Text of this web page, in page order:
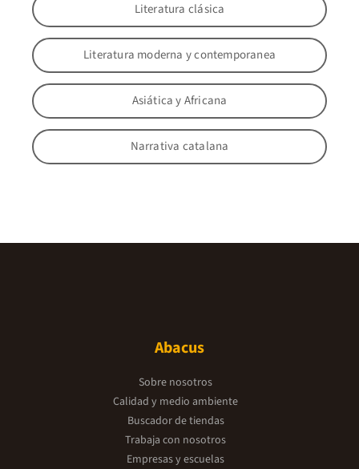
Literatura clásica
Literatura moderna y contemporanea
Asiática y Africana
Narrativa catalana
Abacus
Sobre nosotros
Calidad y medio ambiente
Buscador de tiendas
Trabaja con nosotros
Empresas y escuelas